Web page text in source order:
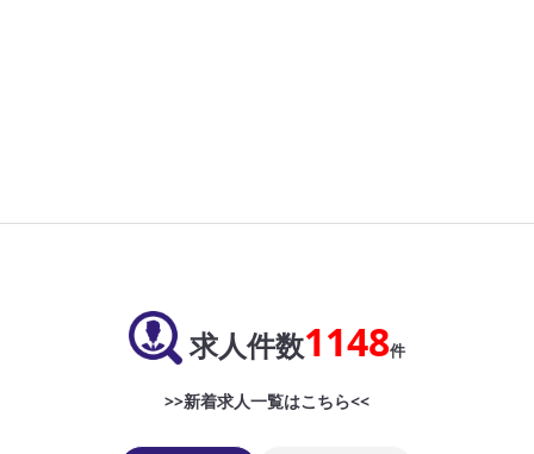
求人件数1148件
>>新着求人一覧はこちら<<